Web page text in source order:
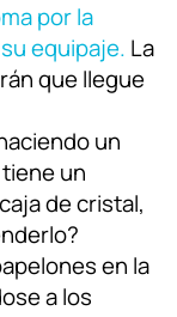
por la
equipaje. La
que llegue
un
un
de cristal,
en la
a los